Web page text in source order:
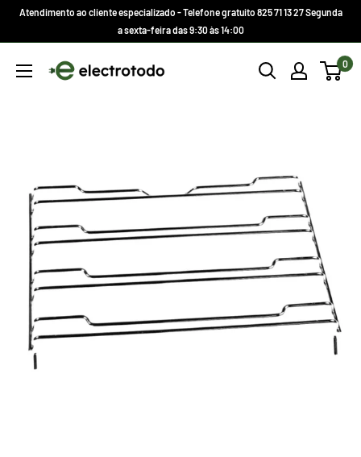
Atendimento ao cliente especializado - Telefone gratuito 825 71 13 27 Segunda
a sexta-feira das 9:30 às 14:00
Electrotodo.es 0